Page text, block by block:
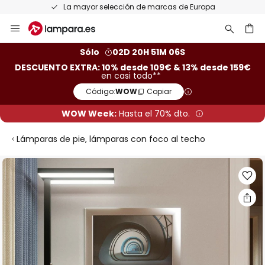
La mayor selección de marcas de Europa
al
Sólo
02D 20H 51M 06S
DESCUENTO EXTRA: 10% desde 109€ & 13% desde 159€
en casi todo**
Código:WOW Copiar
WOW Week: Hasta el 70% dto.
Lámparas de pie, lámparas con foco al techo
Saltar
al
final
de
la
galería
de